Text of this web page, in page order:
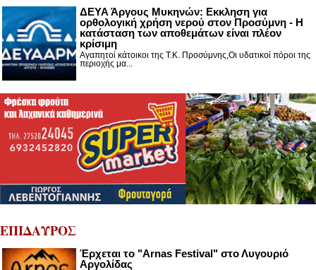
ΔΕΥΑ Άργους Μυκηνών: Εκκληση για
ορθολογική χρήση νερού στον Προσύμνη - Η
κατάσταση των αποθεμάτων είναι πλέον
κρίσιμη
Αγαπητοί κάτοικοι της Τ.Κ. Προσύμνης,Οι υδατικοί πόροι της
περιοχής μα...
ΕΠΙΔΑΥΡΟΣ
Έρχεται το "Arnas Festival" στο Λυγουριό
Αργολίδας